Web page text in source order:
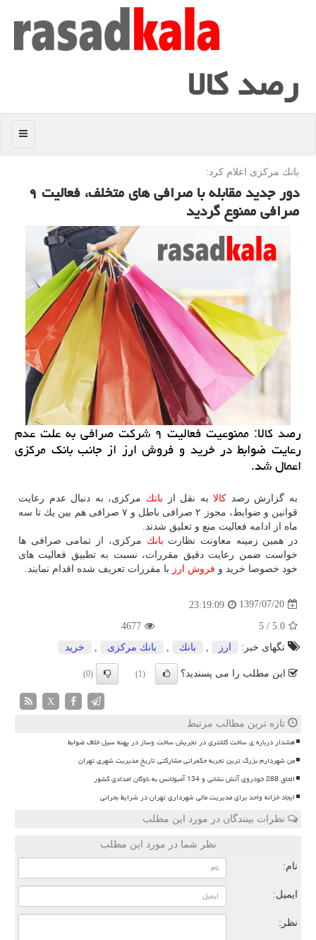
رصد كالا
منو
بانك مركزی اعلام كرد:
دور جدید مقابله با صرافی های متخلف، فعالیت ۹
صرافی ممنوع گردید
رصد كالا: ممنوعیت فعالیت ۹ شركت صرافی به علت عدم
رعایت ضوابط در خرید و فروش ارز از جانب بانك مركزی
اعمال شد.
به گزارش رصد كالابه نقل از بانك مركزی، به دنبال عدم رعایت
قوانین و ضوابط، مجوز ۲ صرافی باطل و ۷ صرافی هم بین یك تا سه
ماه از ادامه فعالیت منع و تعلیق شدند.
در همین زمینه معاونت نظارت بانك مركزی، از تمامی صرافی ها
خواست ضمن رعایت دقیق مقررات، نسبت به تطبیق فعالیت های
خود خصوصا خرید و فروش ارز با مقررات تعریف شده اقدام نمایند.
1397/07/20
23:19:09
5.0
/
5
4677
تگهای خبر:
ارز بانك بانك مركزی خرید
این مطلب را می پسندید؟ (1)
(0)
X
تازه ترین مطالب مرتبط
هشدار درباره ی ساخت کلانتری در تجریش ساخت وساز در پهنه سیل خلاف ضوابط
من شهردارم بزرگ ترین تجربه حکمرانی مشارکتی تاریخ مدیریت شهری تهران
الحاق 288 خودروی آتش نشانی و 134 آمبولانس به ناوگان امدادی کشور
ایجاد خزانه واحد برای مدیریت مالی شهرداری تهران در شرایط بحرانی
نظرات بینندگان در مورد این مطلب
نظر شما در مورد این مطلب
نام:
ایمیل:
نظر: